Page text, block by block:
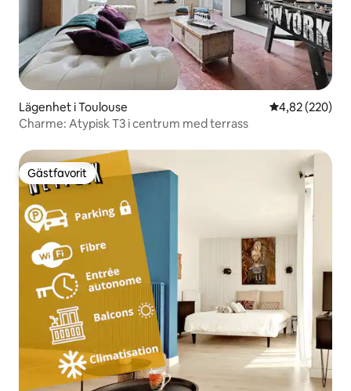
Lägenhet i Toulouse 4,82 av 5 i
4,82 (220)
Charme: Atypisk T3 i centrum med terrass
Gästfavorit
Gästfavorit